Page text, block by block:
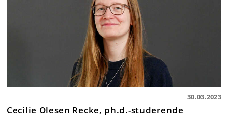
30.03.2023
Cecilie Olesen Recke, ph.d.-studerende